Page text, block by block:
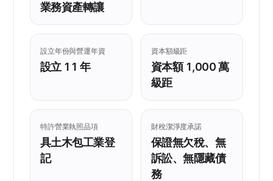
業務資產轉讓
設立年份與營運年資
設立 11 年
資本額級距
資本額 1,000 萬
級距
特許營業執照品項
具土木包工業登
記
財稅潔淨度承諾
保證無欠稅、無
訴訟、無隱藏債
務